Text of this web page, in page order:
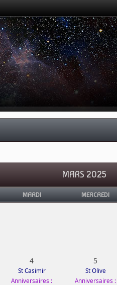
MARS 2025
MARDI MERCREDI
4
St Casimir
Anniversaires :
5
St Olive
Anniversaires :